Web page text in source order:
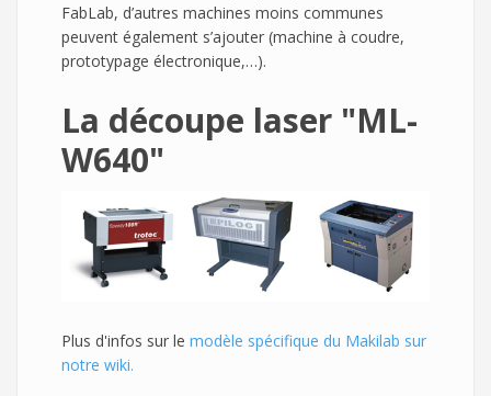
FabLab, d’autres machines moins communes
peuvent également s’ajouter (machine à coudre,
prototypage électronique,…).
La découpe laser "ML-
W640"
Plus d'infos sur le modèle spécifique du Makilab sur
notre wiki.